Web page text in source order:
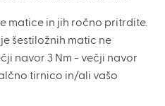
matice in jih ročno pritrdite.
šestiložnih matic ne
navor 3 Nm - večji navor
tirnico in/ali vašo